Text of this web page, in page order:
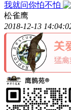
我就问你怕不怕
松雀鹰
2018-12-13